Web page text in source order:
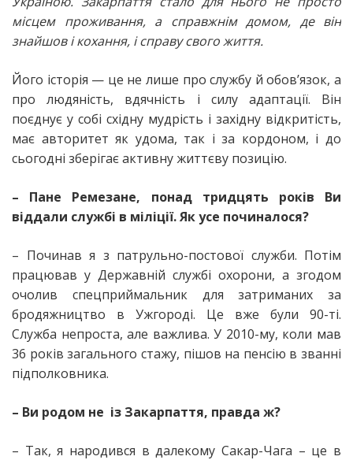
місцем проживання, а справжнім домом, де він
знайшов і кохання, і справу свого життя.
Його історія — це не лише про службу й обов’язок, а
про людяність, вдячність і силу адаптації. Він
поєднує у собі східну мудрість і західну відкритість,
має авторитет як удома, так і за кордоном, і до
сьогодні зберігає активну життєву позицію.
– Пане Ремезане, понад тридцять років Ви
віддали службі в міліції. Як усе починалося?
– Починав я з патрульно-постової служби. Потім
працював у Державній службі охорони, а згодом
очолив спецприймальник для затриманих за
бродяжництво в Ужгороді. Це вже були 90-ті.
Служба непроста, але важлива. У 2010-му, коли мав
36 років загального стажу, пішов на пенсію в званні
підполковника.
– Ви родом не із Закарпаття, правда ж?
– Так, я народився в далекому Сакар-Чага – це в